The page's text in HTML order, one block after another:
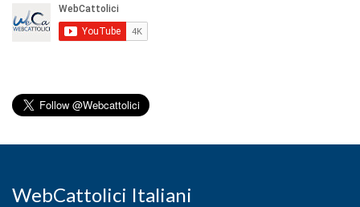
WebCattolici Italiani